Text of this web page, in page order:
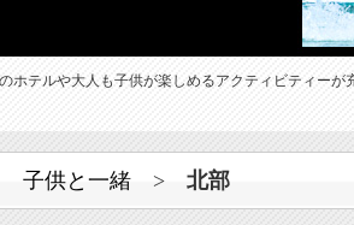
ホテルや大人も子供が楽しめるアクティビティー
子供と一緒 > 北部